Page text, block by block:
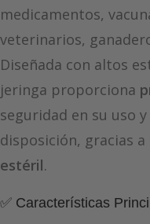
medicamentos,
veterinarios,
Diseñada con altos
jeringa proporciona
seguridad en su uso
disposición, gracias a
estéril.
✅ Características